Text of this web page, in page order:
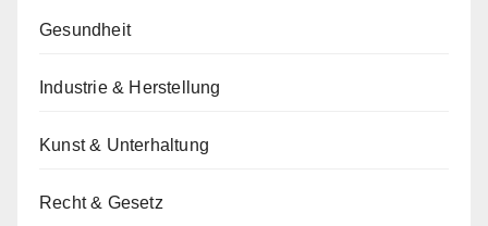
Gesundheit
Industrie & Herstellung
Kunst & Unterhaltung
Recht & Gesetz